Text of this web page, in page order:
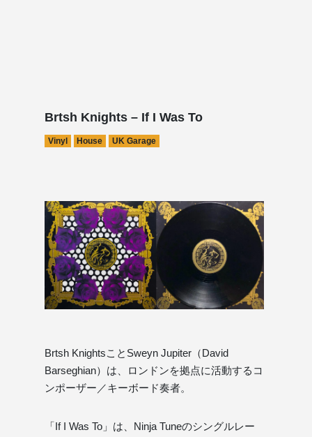
Brtsh Knights – If I Was To
Vinyl House UK Garage
Brtsh KnightsことSweyn Jupiter（David
Barseghian）は、ロンドンを拠点に活動するコ
ンポーザー／キーボード奏者。
「If I Was To」は、Ninja Tuneのシングルレー